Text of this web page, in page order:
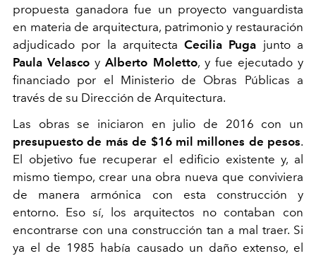
propuesta ganadora fue un proyecto vanguardista
en materia de arquitectura, patrimonio y restauración
adjudicado por la arquitectaCecilia Puga junto a
Paula VelascoyAlberto Moletto, y fue ejecutado y
financiado por el Ministerio de Obras Públicas a
través de su Dirección de Arquitectura.
Las obras se iniciaron en julio de 2016 con un
presupuesto de más de $16 mil millones de pesos.
El objetivo fue recuperar el edificio existente y, al
mismo tiempo, crear una obra nueva que conviviera
de manera armónica con esta construcción y
entorno. Eso sí, los arquitectos no contaban con
encontrarse con una construcción tan a mal traer. Si
ya el de 1985 había causado un daño extenso, el